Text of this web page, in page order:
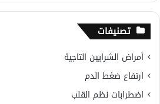
تصنيفات
أمراض الشرايين التاجية
ارتفاع ضغط الدم
اضطرابات نظم القلب